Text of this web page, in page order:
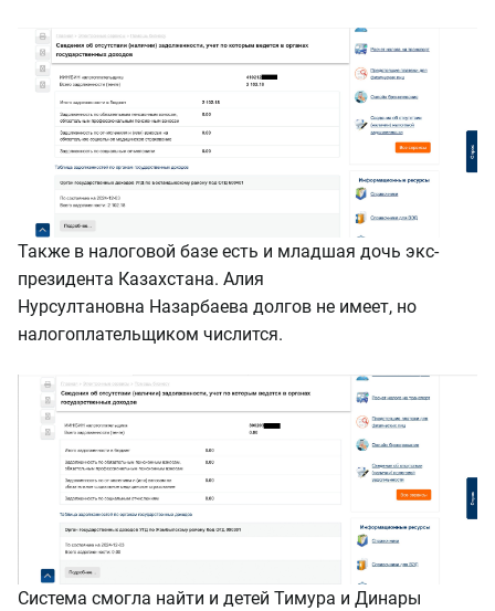
Также в налоговой базе есть и младшая дочь экс-
президента Казахстана. Алия
Нурсултановна Назарбаева долгов не имеет, но
налогоплательщиком числится.
Система смогла найти и детей Тимура и Динары